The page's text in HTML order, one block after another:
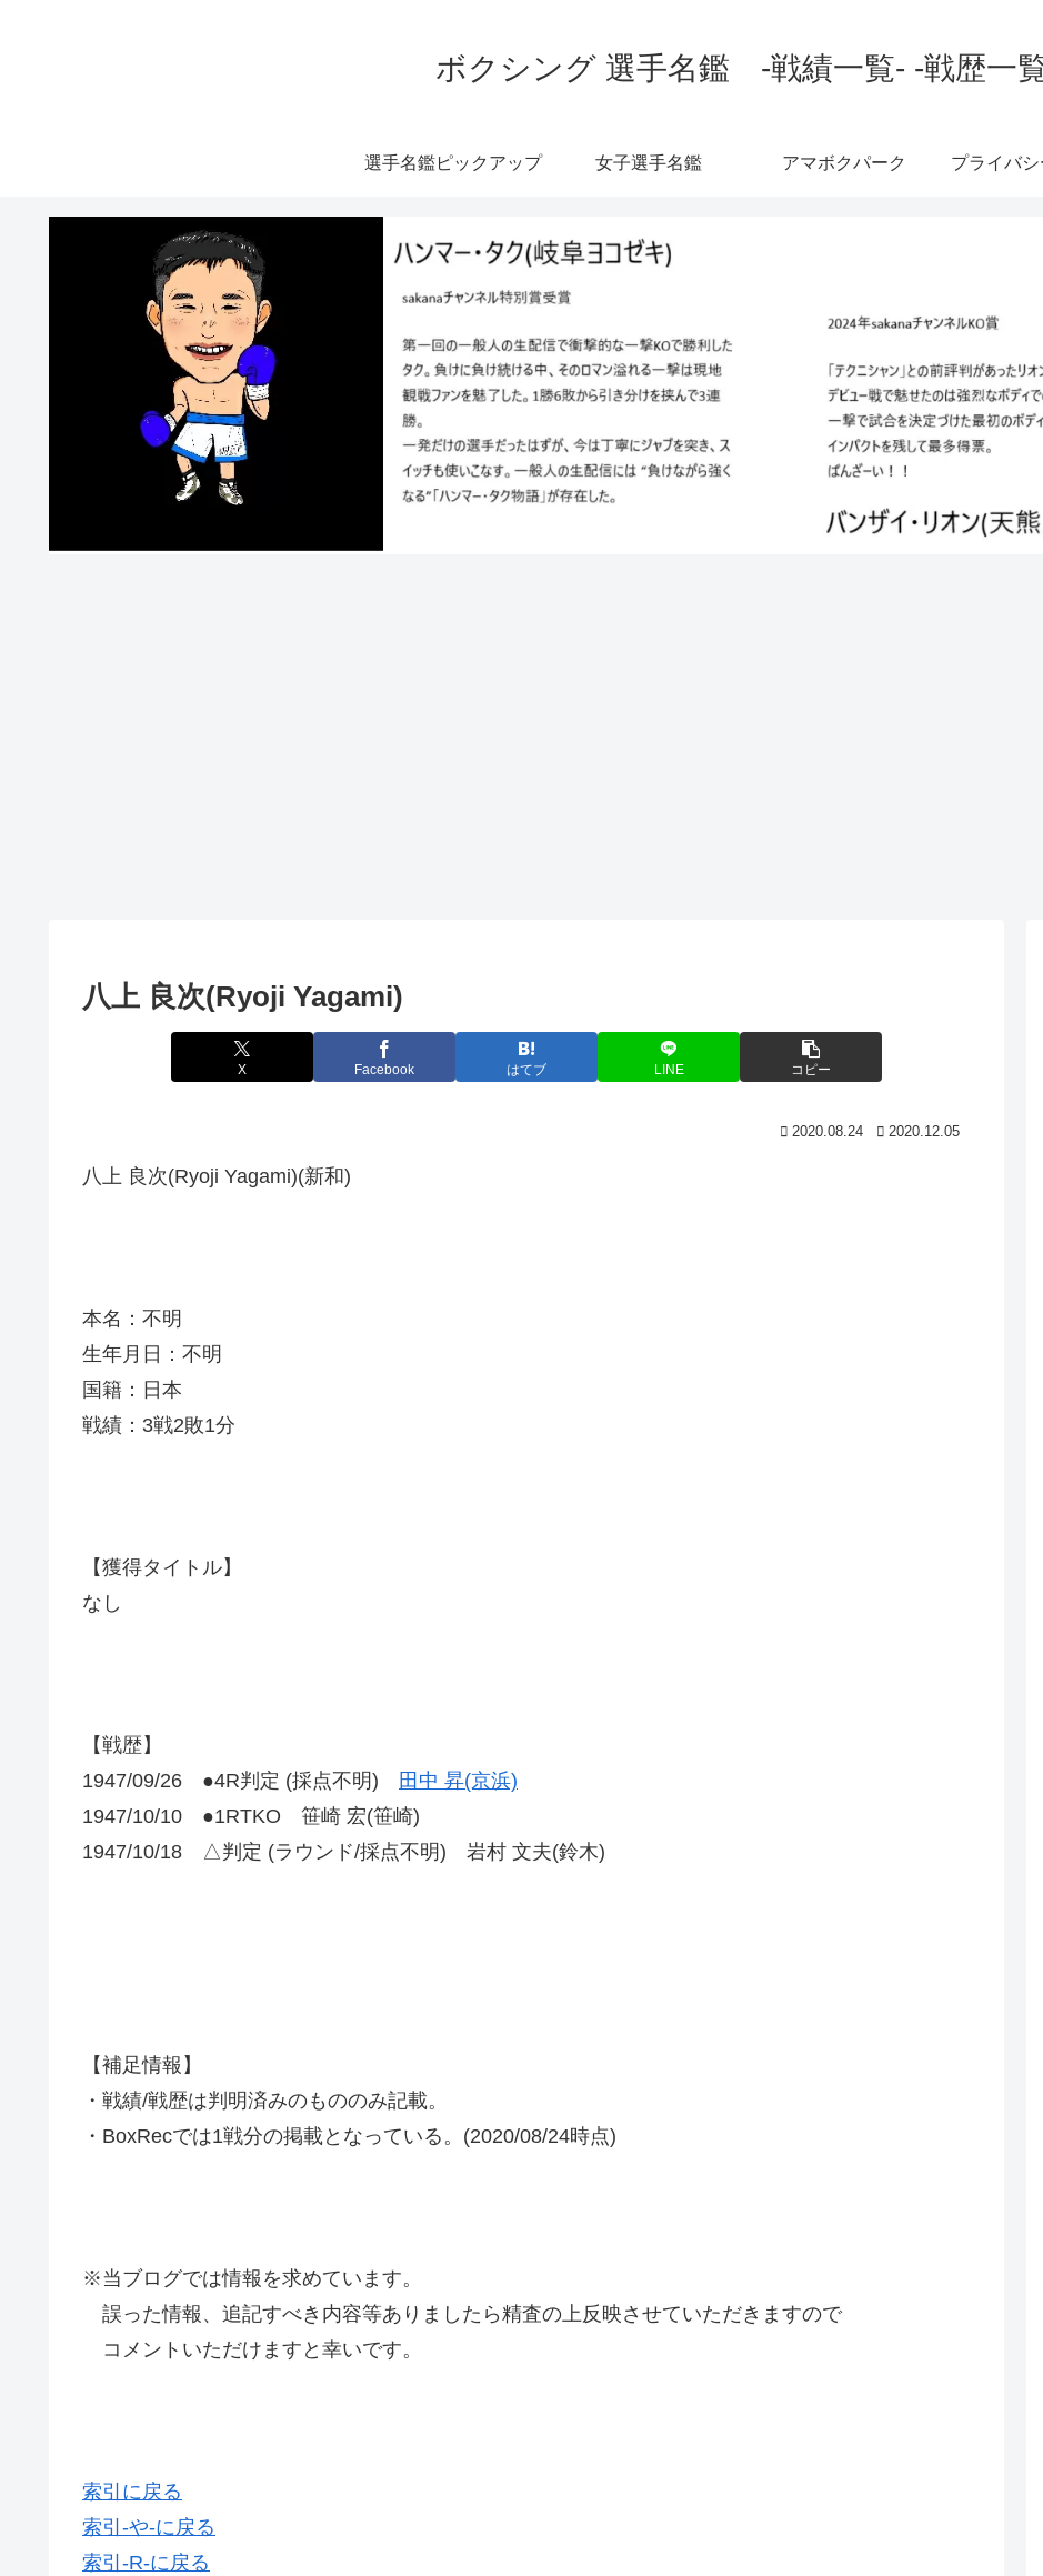
ボクシング 選手名鑑 -戦績一覧- -戦歴一
選手名鑑ピックアップ 女子選手名鑑 アマボクパーク プライバ
八上 良次(Ryoji Yagami)
X Facebook はてブ LINE コピー
2020.08.24 2020.12.05
八上 良次(Ryoji Yagami)(新和)
本名：不明
生年月日：不明
国籍：日本
戦績：3戦2敗1分
【獲得タイトル】
なし
【戦歴】
1947/09/26 ●4R判定 (採点不明)
田中 昇(京浜)
1947/10/10 ●1RTKO 笹崎 宏(笹崎)
1947/10/18 △判定 (ラウンド/採点不明) 岩村 文夫(鈴木)
【補足情報】
・戦績/戦歴は判明済みのもののみ記載。
・BoxRecでは1戦分の掲載となっている。(2020/08/24時点)
※当ブログでは情報を求めています。
誤った情報、追記すべき内容等ありましたら精査の上反映させていただきますので
コメントいただけますと幸いです。
索引に戻る
索引-や-に戻る
索引-R-に戻る